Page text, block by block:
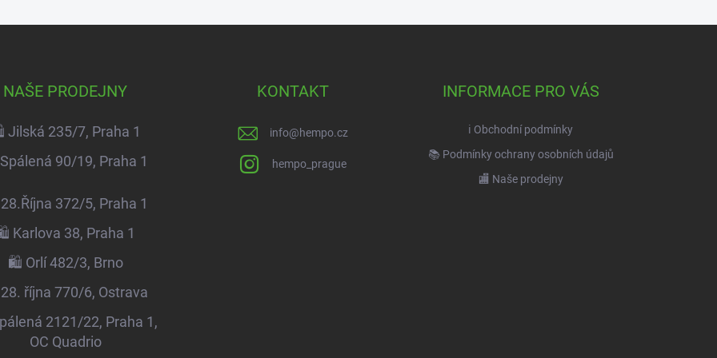
NAŠE PRODEJNY
Jilská 235/7, Praha 1
90/19, Praha 1
372/5, Praha 1
Karlova 38, Praha 1
🛍️ Orlí 482/3, Brno
října 770/6, Ostrava
2121/22, Praha 1,
OC Quadrio
KONTAKT
info@hempo.cz
hempo_prague
INFORMACE PRO VÁS
ℹ️ Obchodní podmínky
📚 Podmínky ochrany osobních údajů
🏬 Naše prodejny